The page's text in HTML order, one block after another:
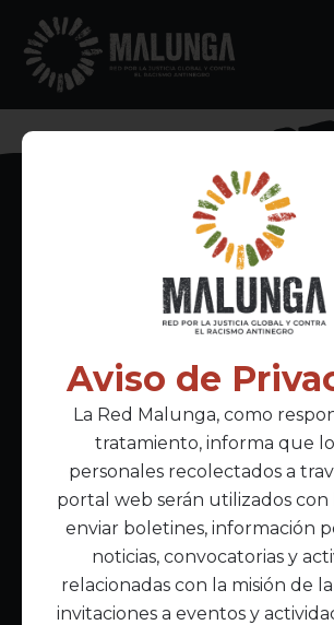
Inscríbete al boletín informativo
Acepto lapolítica de
Enlaces Principales
Inicio
Acerca de Malunga
Nuestra misión
Quiénes somos
Aviso de
La Red Malunga, como
tratamiento, informa que
personales recolectados a
portal web serán utilizados con
enviar boletines, información
noticias, convocatorias y
relacionadas con la misión de
invitaciones a eventos y